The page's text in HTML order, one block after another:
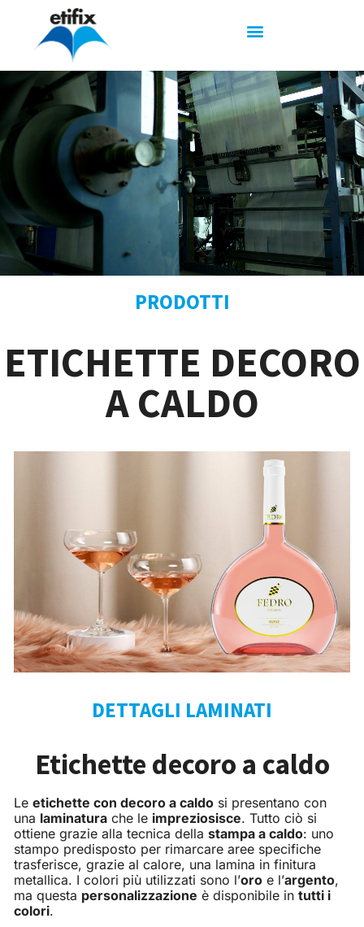
PRODOTTI
ETICHETTE DECORO
A CALDO
DETTAGLI LAMINATI
Etichette decoro a caldo
Le etichette con decoro a caldo si presentano con
una laminatura che le impreziosisce. Tutto ciò si
ottiene grazie alla tecnica della stampa a caldo: uno
stampo predisposto per rimarcare aree specifiche
trasferisce, grazie al calore, una lamina in finitura
metallica. I colori più utilizzati sono l’oro e l’argento,
ma questa personalizzazione è disponibile in tutti i
colori.